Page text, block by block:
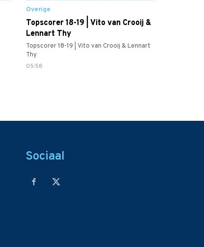
Overige
Topscorer 18-19 | Vito van Crooij &
Lennart Thy
Topscorer 18-19 | Vito van Crooij & Lennart
Thy
05:58
Sociaal